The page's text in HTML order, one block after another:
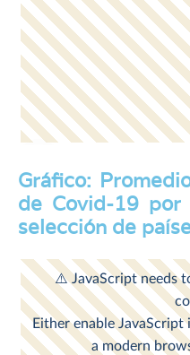
Gráfico:
de Covid-19 por
selección de